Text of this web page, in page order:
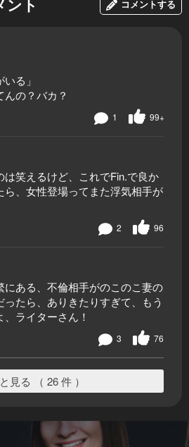
ント コメントする
る」
の？バカ？
99+
1
笑えるけど、これでFin.で良か
ら、女性登場ってまた浮気相手が
96
2
にある、不倫相手がのこのこ妻の
たら、ありきたりすぎて、もう
ライターさん！
76
3
見る （ 26 件 ）